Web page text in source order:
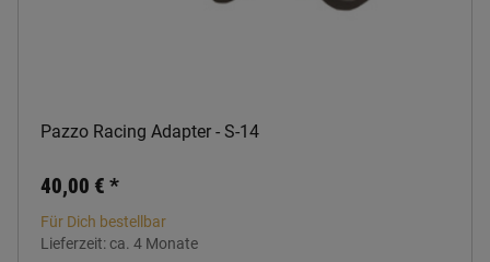
Pazzo Racing Adapter - S-14
40,00 € *
Für Dich bestellbar
Lieferzeit:ca. 4 Monate